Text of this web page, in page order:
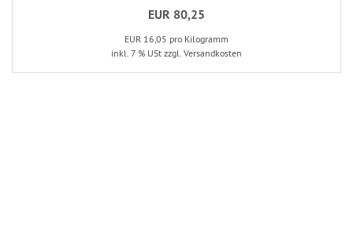
EUR 80,25
EUR 16,05 pro Kilogramm
inkl. 7 % USt zzgl. Versandkosten